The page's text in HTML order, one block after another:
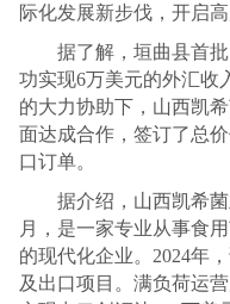
际化发展新步伐，开启
据了解，垣曲县首批
功实现6万美元的外汇收
的大力协助下，山西凯
面达成合作，签订了总
口订单。
据介绍，山西凯希菌
月，是一家专业从事食
的现代化企业。2024年
及出口项目。满负荷运